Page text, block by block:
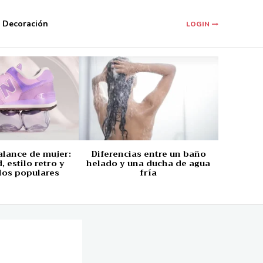
Decoración LOGIN
de mujer:
estilo retro y
populares
Diferencias entre un baño
helado y una ducha de agua
fría